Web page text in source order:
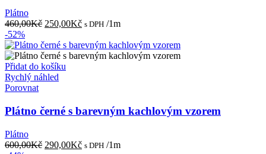
Plátno
460,00Kč Původní
byla:
460,00Kč.
250,00KčAktuální
je:
250,00Kč.
s DPH /1m
-52%
Přidat do košíku
Rychlý náhled
Porovnat
Plátno černé s barevným kachlovým vzorem
Plátno
600,00Kč Původní
290,00KčAktuální
s DPH /1m